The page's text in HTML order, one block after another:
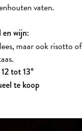
vaten.
en wijn:
maar ook risotto of
tot 13°
te koop